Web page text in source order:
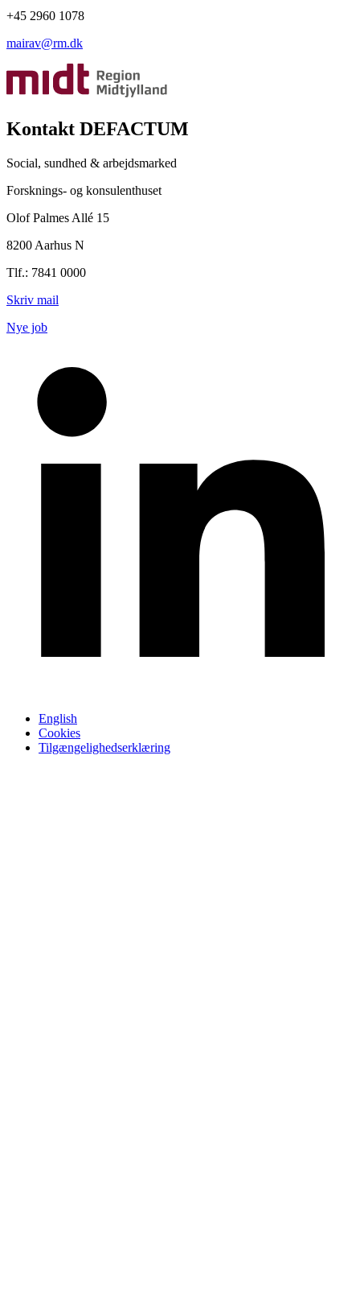
+45 2960 1078
mairav@rm.dk
Kontakt DEFACTUM
Social, sundhed & arbejdsmarked
Forsknings- og konsulenthuset
Olof Palmes Allé 15
8200 Aarhus N
Tlf.: 7841 0000
Skriv mail
Nye job
English
Cookies
Tilgængelighedserklæring